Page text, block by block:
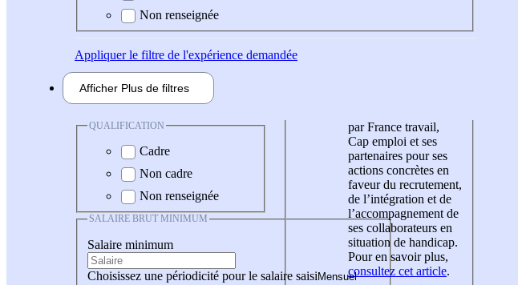
Non renseignée
Appliquerle filtre de l'expérience demandée
Afficher Plus de filtres
QUALIFICATION
Cadre
Non cadre
Non renseignée
SALAIRE BRUT MINIMUM
Salaire minimum
Choisissez une périodicité pour le salaire saisi
par France travail,
Cap emploi et ses
partenaires pour ses
actions concrètes en
faveur du recrutement,
de l’intégration et de
l’accompagnement de
ses collaborateurs en
situation de handicap.
Pour en savoir plus,
consultez cet article.